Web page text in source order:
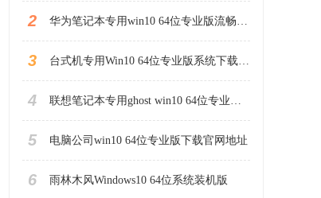
2 华为笔记本专用win10 64位专业版流畅版镜像iso
3 台式机专用Win10 64位专业版系统下载(简体中文)
4 联想笔记本专用ghost win10 64位专业镜像版
5 电脑公司win10 64位专业版下载官网地址
6 雨林木风Windows10 64位系统装机版